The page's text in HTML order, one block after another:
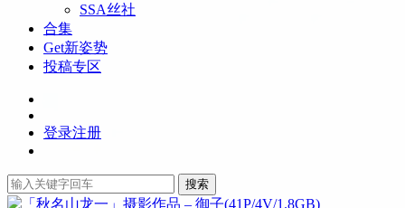
SSA丝社
合集
Get新姿势
投稿专区
登录注册
搜索